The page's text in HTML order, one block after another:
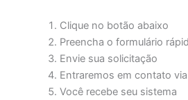
Clique no botão abaixo
Preencha o formulário
Envie sua solicitação
Entraremos em contato
Você recebe seu sistema